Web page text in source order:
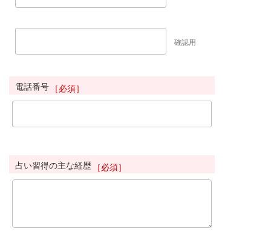
確認用
電話番号 ［必須］
占い習得の主な経歴 ［必須］